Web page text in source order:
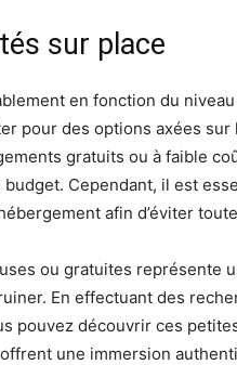
sur place
en fonction du
pour des options axées sur
gratuits ou à faible
Cependant, il est
afin d’éviter
ou gratuites représente
En effectuant des
pouvez découvrir ces
une immersion